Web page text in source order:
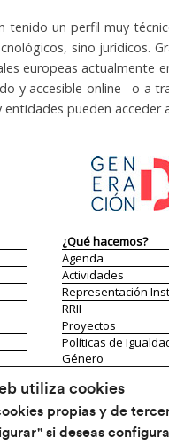
utiliza cookies
propias y de
si deseas
tenido un perfil muy
sino jurídicos.
europeas actualmente
y accesible online –o a
entidades pueden
¿Qué hacemos?
Agenda
Actividades
Representación
RRII
Proyectos
Políticas de
Género
Estudiantes
Estudiar en España